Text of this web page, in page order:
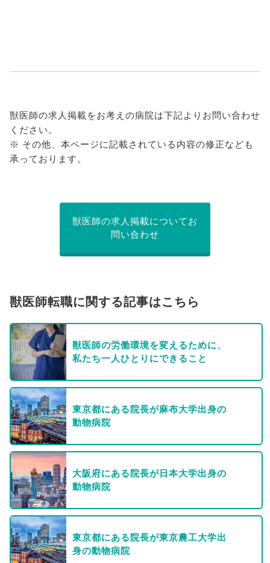
獣医師の求人掲載をお考えの病院は下記よりお問い合わせ
ください。
※ その他、本ページに記載されている内容の修正なども
承っております。
獣医師の求人掲載についてお
問い合わせ
獣医師転職に関する記事はこちら
獣医師の労働環境を変えるために、
私たち一人ひとりにできること
東京都にある院長が麻布大学出身の
動物病院
大阪府にある院長が日本大学出身の
動物病院
東京都にある院長が東京農工大学出
身の動物病院